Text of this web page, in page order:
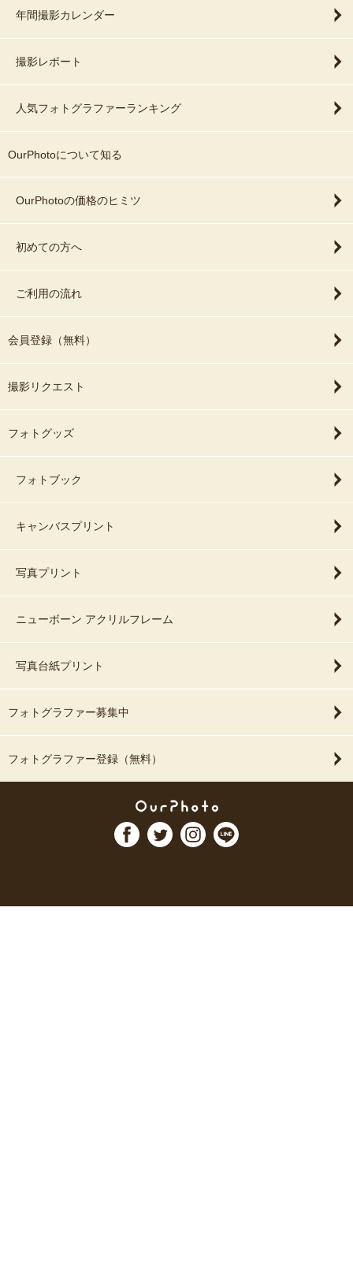
年間撮影カレンダー
撮影レポート
人気フォトグラファーランキング
OurPhotoについて知る
OurPhotoの価格のヒミツ
初めての方へ
ご利用の流れ
会員登録（無料）
撮影リクエスト
フォトグッズ
フォトブック
キャンバスプリント
写真プリント
ニューボーン アクリルフレーム
写真台紙プリント
フォトグラファー募集中
フォトグラファー登録（無料）